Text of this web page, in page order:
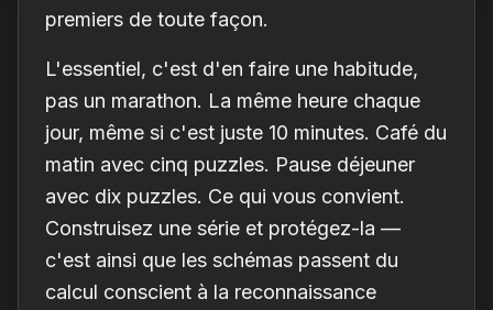
premiers de toute façon.
L'essentiel, c'est d'en faire une habitude,
pas un marathon. La même heure chaque
jour, même si c'est juste 10 minutes. Café du
matin avec cinq puzzles. Pause déjeuner
avec dix puzzles. Ce qui vous convient.
Construisez une série et protégez-la —
c'est ainsi que les schémas passent du
calcul conscient à la reconnaissance